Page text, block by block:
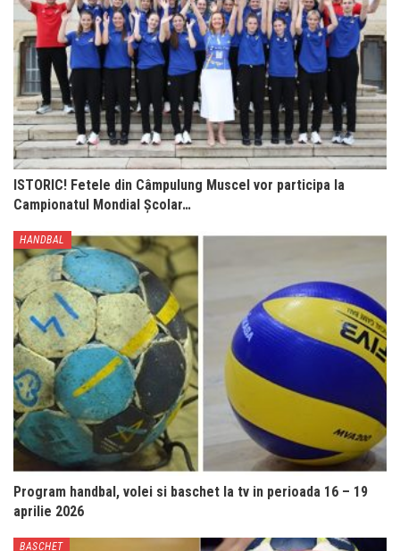
ISTORIC! Fetele din Câmpulung Muscel vor participa la
Campionatul Mondial Școlar…
HANDBAL
Program handbal, volei si baschet la tv in perioada 16 – 19
aprilie 2026
BASCHET